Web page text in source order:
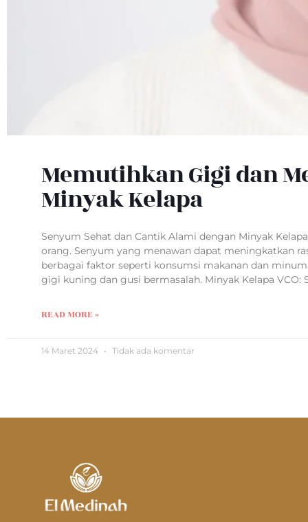
Memutihkan Gigi dan
Minyak Kelapa
Senyum Sehat dan Cantik Alami dengan Minyak
orang. Senyum yang menawan dapat meningkatkan
berbagai faktor seperti konsumsi makanan dan
gigi kuning dan gusi bermasalah. Minyak Kelapa
READ MORE »
14 Maret 2024 Tidak ada komentar